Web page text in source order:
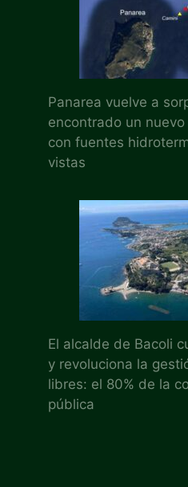
Panarea vuelve a
encontrado un
con fuentes
vistas
El alcalde de Bacoli
y revoluciona la
libres: el 80% de la
pública